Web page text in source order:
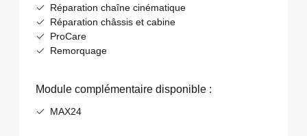
Réparation chaîne cinématique
Réparation châssis et cabine
ProCare
Remorquage
Module complémentaire disponible :
MAX24